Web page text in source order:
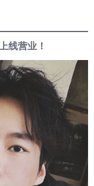
线营业！